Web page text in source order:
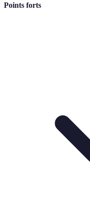
Points forts